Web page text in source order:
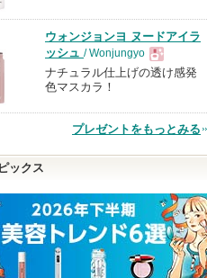
品
ウォンジョンヨ ヌードアイラ
ッシュ / Wonjungyo
現
品
ナチュラル仕上げの透け感発
色マスカラ！
プレゼントをもっとみる
ックス